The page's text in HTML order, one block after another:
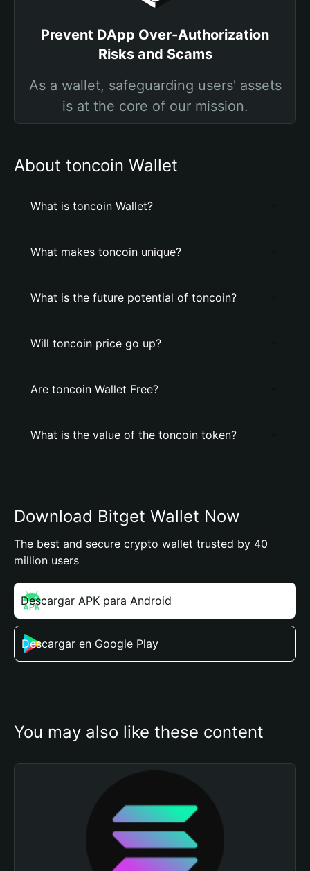
Prevent DApp Over-Authorization
Risks and Scams
As a wallet, safeguarding users' assets
is at the core of our mission.
About toncoin Wallet
What is toncoin Wallet?
What makes toncoin unique?
What is the future potential of toncoin?
Will toncoin price go up?
Are toncoin Wallet Free?
What is the value of the toncoin token?
Download Bitget Wallet Now
The best and secure crypto wallet trusted by 40
million users
Descargar APK para Android
Descargar en Google Play
You may also like these content